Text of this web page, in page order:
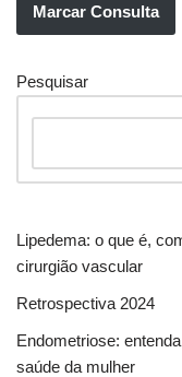
Marcar Consulta
Pesquisar
Lipedema: o que é,
cirurgião vascular
Retrospectiva 2024
Endometriose:
saúde da mulher